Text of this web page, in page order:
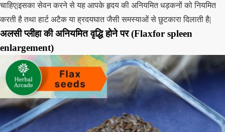
चाहिए|इसका सेवन करने से यह आपके हृदय की अनियमित धड़कनों को नियमित
करती है तथा हार्ट अटैक या ह्रदयघात जैसी समस्याओं से छुटकारा दिलाती है|
अलसी प्लीहा की अनियमित वृद्धि होने पर (Flaxfor spleen
enlargement)